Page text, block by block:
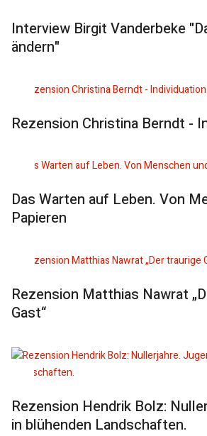
Interview Birgit Vanderbeke
ändern"
Rezension Christina Berndt -
Das Warten auf Leben. Von
Papieren
Rezension Matthias Nawrat
Gast“
Rezension Hendrik Bolz:
in blühenden Landschaften.